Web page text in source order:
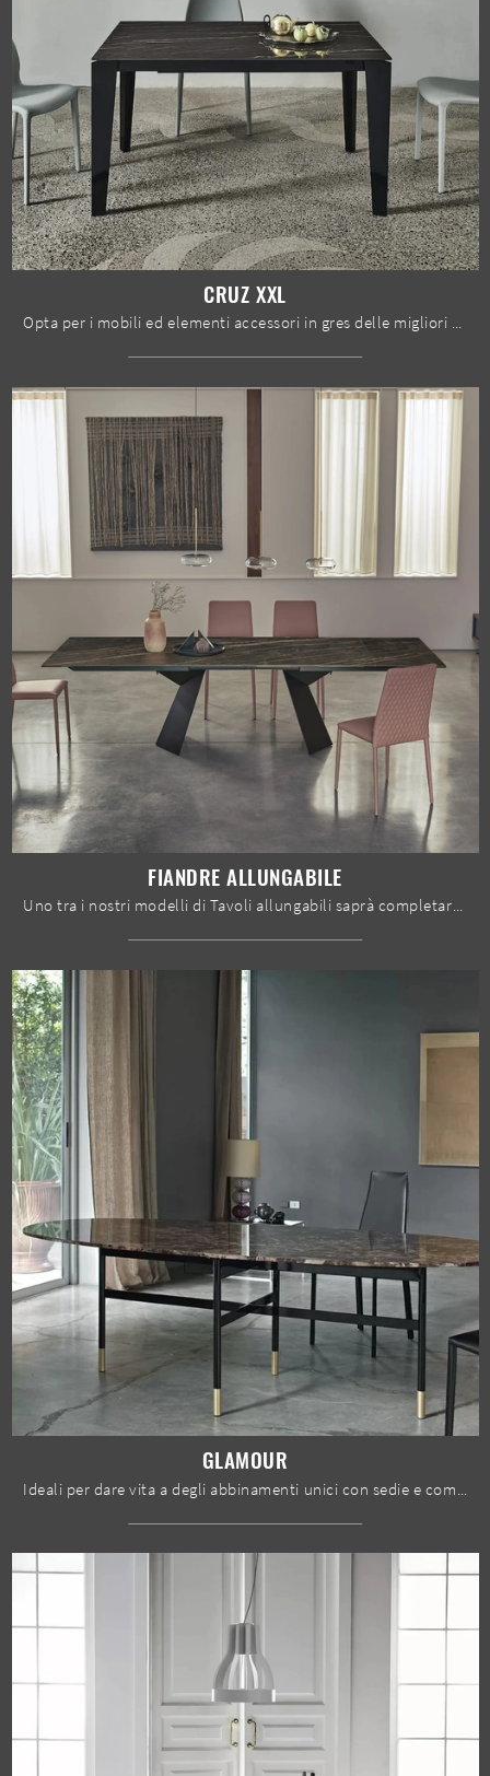
CRUZ XXL
Opta per i mobili ed elementi accessori in gres delle migliori marche per ultimare con praticità i tuoi interni senza mai sacrificare l'estetica.
FIANDRE ALLUNGABILE
Uno tra i nostri modelli di Tavoli allungabili saprà completare il tuo progetto d'arredo con funzionalità e stile.
GLAMOUR